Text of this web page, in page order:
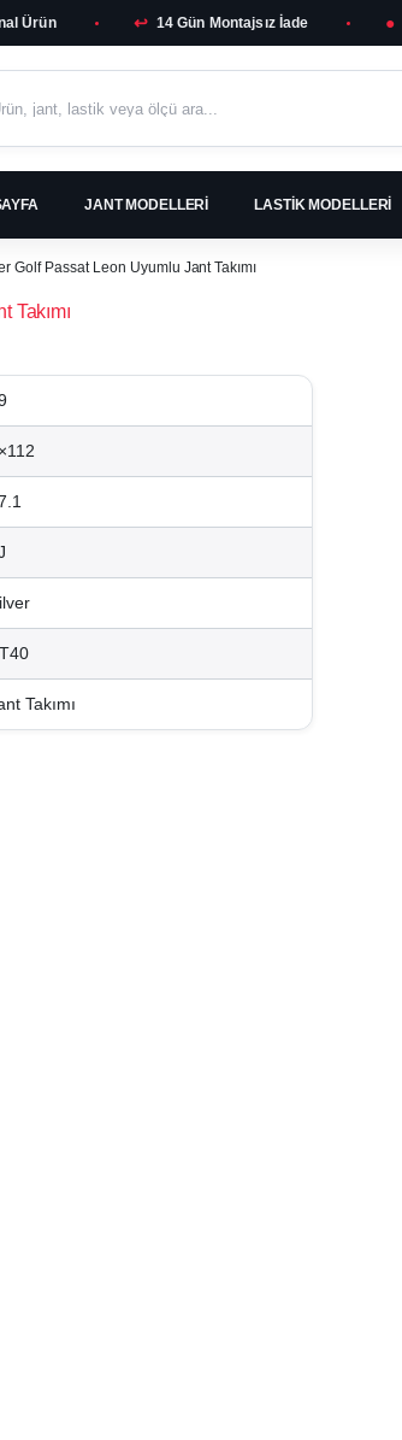
Ürün ↩ 14 Gün Montajsız İade ●
JANT MODELLERI LASTIK MODELLERI
Golf Passat Leon Uyumlu Jant Takımı
Takımı